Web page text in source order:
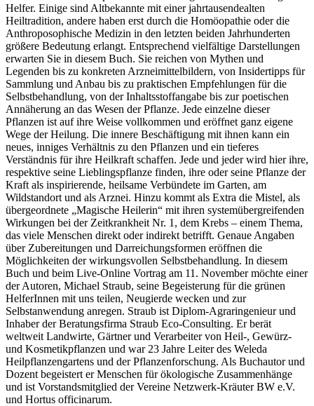
Helfer. Einige sind Altbekannte mit einer jahrtausendealten
Heiltradition, andere haben erst durch die Homöopathie oder die
Anthroposophische Medizin in den letzten beiden Jahrhunderten
größere Bedeutung erlangt. Entsprechend vielfältige Darstellungen
erwarten Sie in diesem Buch. Sie reichen von Mythen und
Legenden bis zu konkreten Arzneimittelbildern, von Insidertipps für
Sammlung und Anbau bis zu praktischen Empfehlungen für die
Selbstbehandlung, von der Inhaltsstoffangabe bis zur poetischen
Annäherung an das Wesen der Pflanze. Jede einzelne dieser
Pflanzen ist auf ihre Weise vollkommen und eröffnet ganz eigene
Wege der Heilung. Die innere Beschäftigung mit ihnen kann ein
neues, inniges Verhältnis zu den Pflanzen und ein tieferes
Verständnis für ihre Heilkraft schaffen. Jede und jeder wird hier ihre,
respektive seine Lieblingspflanze finden, ihre oder seine Pflanze der
Kraft als inspirierende, heilsame Verbündete im Garten, am
Wildstandort und als Arznei. Hinzu kommt als Extra die Mistel, als
übergeordnete „Magische Heilerin“ mit ihren systemübergreifenden
Wirkungen bei der Zeitkrankheit Nr. 1, dem Krebs – einem Thema,
das viele Menschen direkt oder indirekt betrifft. Genaue Angaben
über Zubereitungen und Darreichungsformen eröffnen die
Möglichkeiten der wirkungsvollen Selbstbehandlung. In diesem
Buch und beim Live-Online Vortrag am 11. November möchte einer
der Autoren, Michael Straub, seine Begeisterung für die grünen
HelferInnen mit uns teilen, Neugierde wecken und zur
Selbstanwendung anregen. Straub ist Diplom-Agraringenieur und
Inhaber der Beratungsfirma Straub Eco-Consulting. Er berät
weltweit Landwirte, Gärtner und Verarbeiter von Heil-, Gewürz-
und Kosmetikpflanzen und war 23 Jahre Leiter des Weleda
Heilpflanzengartens und der Pflanzenforschung. Als Buchautor und
Dozent begeistert er Menschen für ökologische Zusammenhänge
und ist Vorstandsmitglied der Vereine Netzwerk-Kräuter BW e.V.
und Hortus officinarum.